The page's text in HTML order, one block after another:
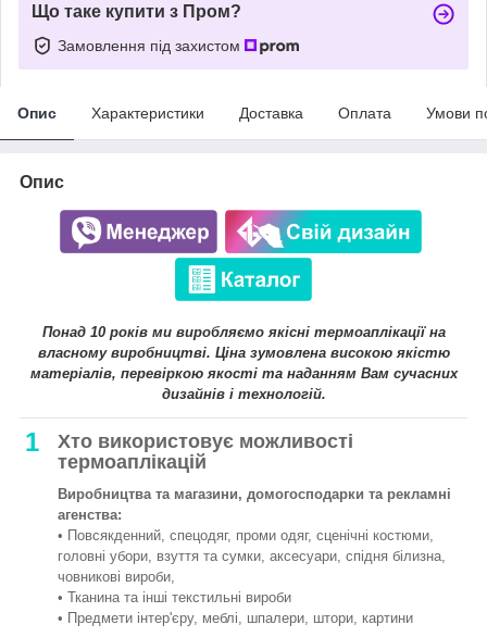
Що таке купити з Пром?
Замовлення під захистом
Опис Характеристики Доставка Оплата Умови
Опис
Понад 10 років ми виробляємо якісні термоаплікації на
власному виробництві. Ціна зумовлена високою якістю
матеріалів, перевіркою якості та наданням Вам сучасних
дизайнів і технологій.
1
Хто використовує можливості
термоаплікацій
Виробництва та магазини, домогосподарки та рекламні
агенства:
• Повсякденний, спецодяг, проми одяг, сценічні костюми,
головні убори, взуття та сумки, аксесуари, спідня білизна,
човникові вироби,
• Тканина та інші текстильні вироби
• Предмети інтер'єру, меблі, шпалери, штори, картини